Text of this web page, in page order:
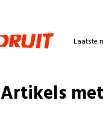
Laatste
Artikels